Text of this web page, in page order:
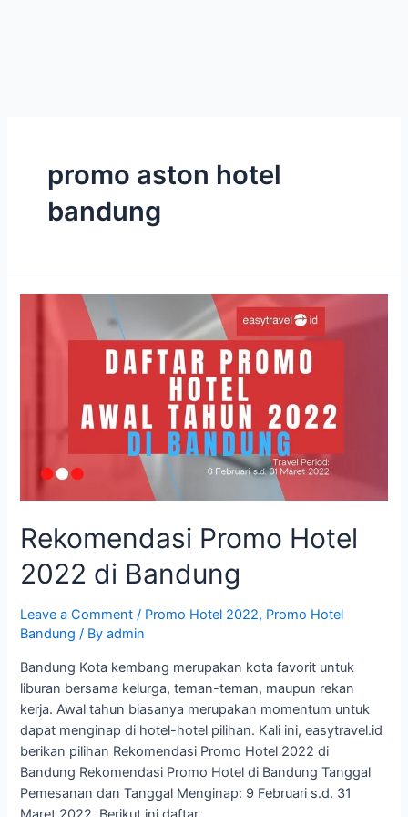
promo aston hotel
bandung
Rekomendasi Promo Hotel
2022 di Bandung
Leave a Comment / Promo Hotel 2022, Promo Hotel
Bandung / Byadmin
Bandung Kota kembang merupakan kota favorit untuk
liburan bersama kelurga, teman-teman, maupun rekan
kerja. Awal tahun biasanya merupakan momentum untuk
dapat menginap di hotel-hotel pilihan. Kali ini, easytravel.id
berikan pilihan Rekomendasi Promo Hotel 2022 di
Bandung Rekomendasi Promo Hotel di Bandung Tanggal
Pemesanan dan Tanggal Menginap: 9 Februari s.d. 31